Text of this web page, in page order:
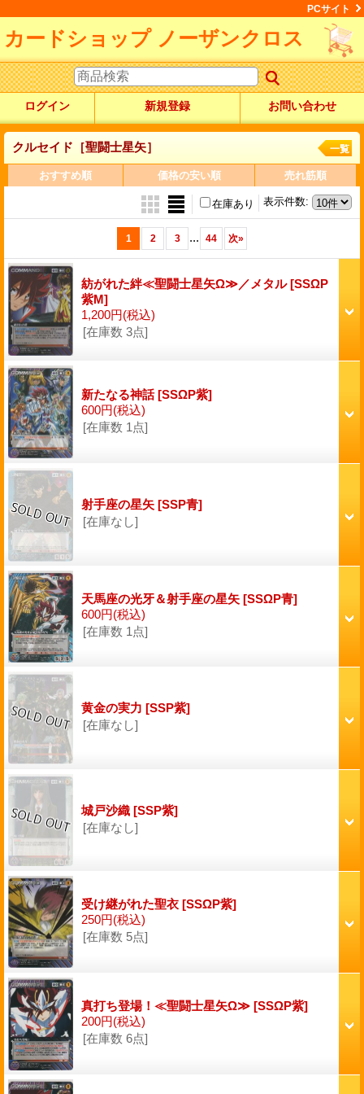
PCサイト
カードショップ ノーザンクロス
ログイン 新規登録 お問い合わせ
クルセイド［聖闘士星矢］ 一覧
おすすめ順 価格の安い順 売れ筋順
表示件数:
在庫あり
1 2 3 ... 44 次»
紡がれた絆≪聖闘士星矢Ω≫／メタル[SSΩP
紫M]
1,200円(税込)
[在庫数 3点]
新たなる神話[SSΩP紫]
600円(税込)
[在庫数 1点]
射手座の星矢 [SSP青]
[在庫なし]
天馬座の光牙＆射手座の星矢 [SSΩP青]
600円(税込)
[在庫数 1点]
黄金の実力 [SSP紫]
[在庫なし]
城戸沙織 [SSP紫]
[在庫なし]
受け継がれた聖衣 [SSΩP紫]
250円(税込)
[在庫数 5点]
真打ち登場！≪聖闘士星矢Ω≫ [SSΩP紫]
200円(税込)
[在庫数 6点]